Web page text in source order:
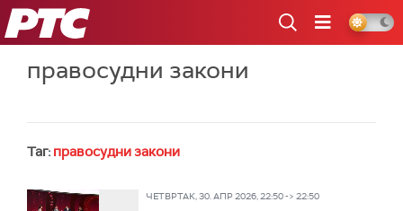
РТС
правосудни закони
Таг: правосудни закони
ЧЕТВРТАК, 30. АПР 2026, 22:50 -> 22:50